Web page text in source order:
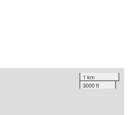
1 km
3000 ft